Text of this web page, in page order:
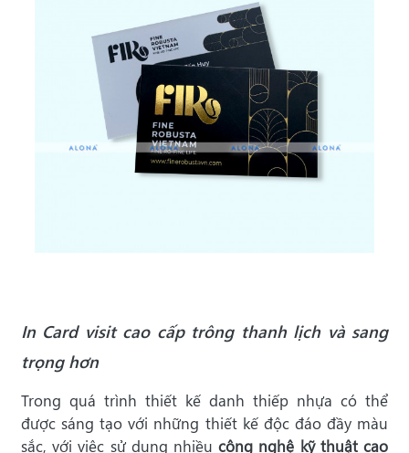
In Card visit cao cấp trông thanh lịch và sang
trọng hơn
Trong quá trình thiết kế danh thiếp nhựa có thể
được sáng tạo với những thiết kế độc đáo đầy màu
sắc, với việc sử dụng nhiềucông nghệ kỹ thuật cao